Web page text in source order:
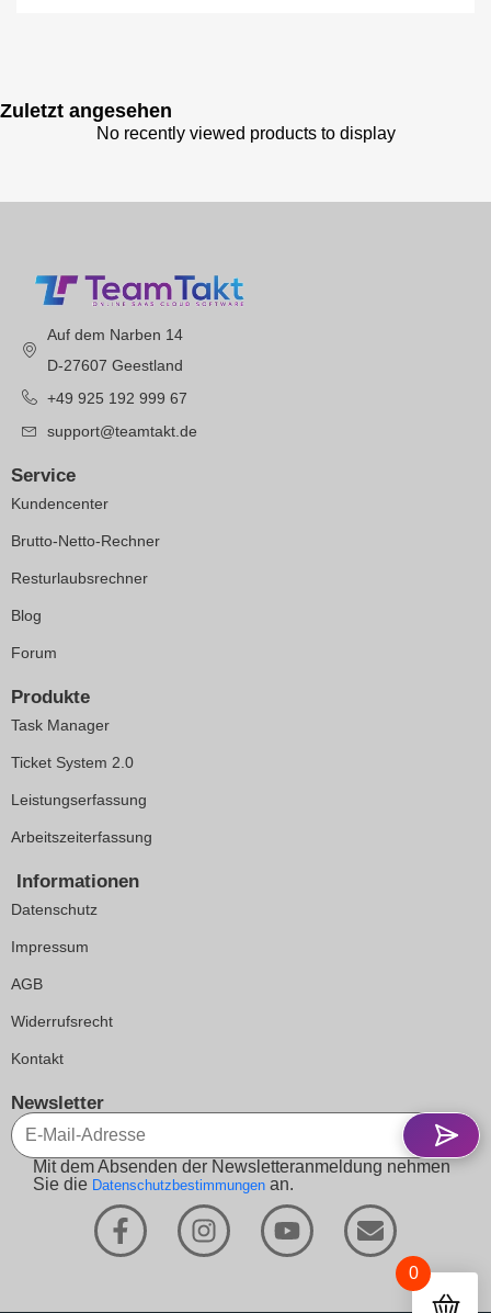
Zuletzt angesehen
No recently viewed products to display
Auf dem Narben 14
D-27607 Geestland
+49 925 192 999 67
support@teamtakt.de
Service
Kundencenter
Brutto-Netto-Rechner
Resturlaubsrechner
Blog
Forum
Produkte
Task Manager
Ticket System 2.0
Leistungserfassung
Arbeitszeiterfassung
Informationen
Datenschutz
Impressum
AGB
Widerrufsrecht
Kontakt
Newsletter
Mit dem Absenden der Newsletteranmeldung nehmen
Sie die Datenschutzbestimmungen an.
0